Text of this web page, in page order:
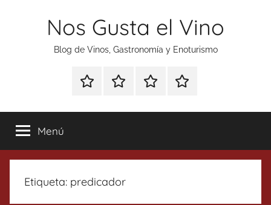
Nos Gusta el Vino
Blog de Vinos, Gastronomía y Enoturismo
Especial
Tonics
Enoturismo
Gastronomía
RankingContacto
Menú
Etiqueta: predicador